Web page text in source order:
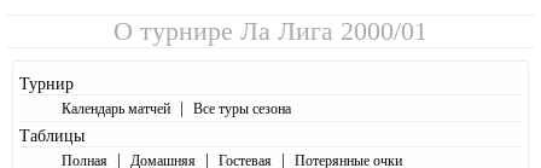
О турнире Ла Лига 2000/01
Турнир
Календарь матчей | Все туры сезона
Таблицы
Полная | Домашняя | Гостевая | Потерянные очки